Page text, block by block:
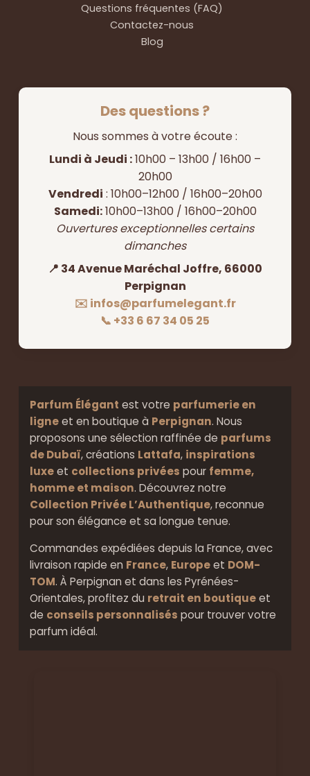
Questions fréquentes (FAQ)
Contactez-nous
Blog
Des questions ?
Nous sommes à votre écoute :
Lundi à Jeudi :10h00 – 13h00 / 16h00 –
20h00
Vendredi : 10h00–12h00 / 16h00–20h00
Samedi:10h00–13h00 / 16h00–20h00
Ouvertures exceptionnelles certains
dimanches
📍 34 Avenue Maréchal Joffre, 66000
Perpignan
✉️ infos@parfumelegant.fr
📞 +33 6 67 34 05 25
Parfum Élégant est votre parfumerie en
ligneet en boutique à Perpignan. Nous
proposons une sélection raffinée de parfums
de Dubaï, créations Lattafa, inspirations
luxeet collections privées pour femme,
homme et maison. Découvrez notre
Collection Privée L’Authentique, reconnue
pour son élégance et sa longue tenue.
Commandes expédiées depuis la France, avec
livraison rapide en France, Europeet DOM-
TOM. À Perpignan et dans les Pyrénées-
Orientales, profitez du retrait en boutiqueet
de conseils personnalisés pour trouver votre
parfum idéal.